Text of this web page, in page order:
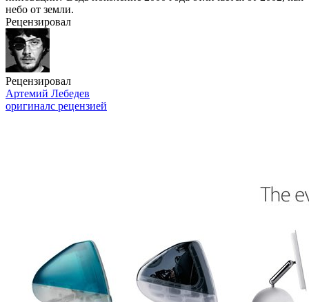
небо от земли.
Рецензировал
Рецензировал
Артемий Лебедев
оригиналс рецензией